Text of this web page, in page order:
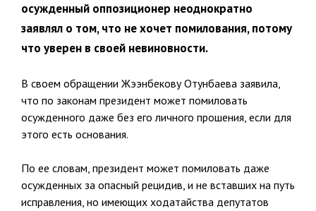
осужденный оппозиционер неоднократно
заявлял о том, что не хочет помилования, потому
что уверен в своей невиновности.
В своем обращении Жээнбекову Отунбаева заявила,
что по законам президент может помиловать
осужденного даже без его личного прошения, если для
этого есть основания.
По ее словам, президент может помиловать даже
осужденных за опасный рецидив, и не вставших на путь
исправления, но имеющих ходатайства депутатов